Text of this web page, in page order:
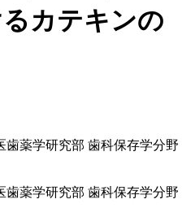
カテキンの
歯薬学研究部 歯科保存学分野
歯薬学研究部 歯科保存学分野